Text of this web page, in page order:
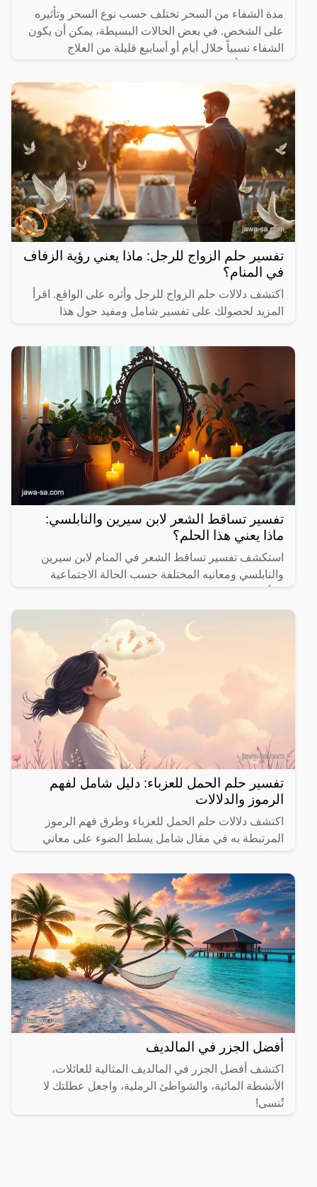
مدة الشفاء من السحر تختلف حسب نوع السحر وتأثيره
على الشخص. في بعض الحالات البسيطة، يمكن أن يكون
الشفاء نسبياً خلال أيام أو أسابيع قليلة من العلاج
تفسير حلم الزواج للرجل: ماذا يعني رؤية الزفاف
في المنام؟
اكتشف دلالات حلم الزواج للرجل وأثره على الواقع. اقرأ
المزيد لحصولك على تفسير شامل ومفيد حول هذا
تفسير تساقط الشعر لابن سيرين والنابلسي:
ماذا يعني هذا الحلم؟
استكشف تفسير تساقط الشعر في المنام لابن سيرين
والنابلسي ومعانيه المختلفة حسب الحالة الاجتماعية
تفسير حلم الحمل للعزباء: دليل شامل لفهم
الرموز والدلالات
اكتشف دلالات حلم الحمل للعزباء وطرق فهم الرموز
المرتبطة به في مقال شامل يسلط الضوء على معاني
أفضل الجزر في المالديف
اكتشف أفضل الجزر في المالديف المثالية للعائلات،
الأنشطة المائية، والشواطئ الرملية، واجعل عطلتك لا
تُنسى!